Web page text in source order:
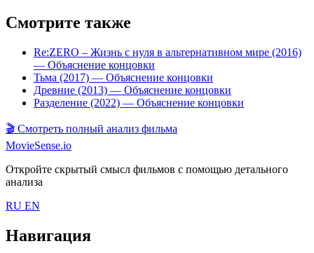
Смотрите также
Re:ZERO – Жизнь с нуля в альтернативном мире (2016)
— Объяснение концовки
Тьма (2017) — Объяснение концовки
Древние (2013) — Объяснение концовки
Разделение (2022) — Объяснение концовки
🎬 Смотреть полный анализ фильма
MovieSense.io
Откройте скрытый смысл фильмов с помощью детального
анализа
RU EN
Навигация